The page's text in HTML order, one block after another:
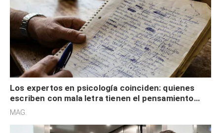
Los expertos en psicología coinciden: quienes
escriben con mala letra tienen el pensamiento
acelerado y no lo hacen por desinterés
MAG.